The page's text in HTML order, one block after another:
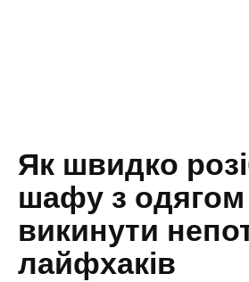
Як швидко
шафу з одягом
викинути
лайфхаків